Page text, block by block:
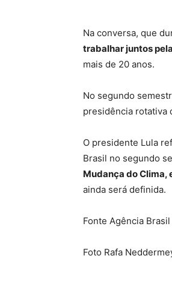
Na conversa, que
trabalhar juntos
mais de 20 anos.
No segundo
presidência rotativa
O presidente Lula
Brasil no segundo
Mudança do Clima,
ainda será definida.
Fonte Agência Brasil
Foto Rafa